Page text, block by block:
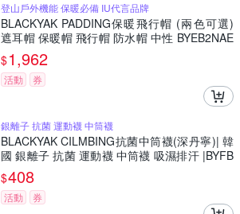
登山戶外機能 保暖必備 IU代言品牌
BLACKYAK PADDING保暖飛行帽 (兩色可選)
遮耳帽 保暖帽 飛行帽 防水帽 中性 BYEB2NAE
01
$1,962
活動 券
銀離子 抗菌 運動襪 中筒襪
BLACKYAK CILMBING抗菌中筒襪(深丹寧)| 韓
國 銀離子 抗菌 運動襪 中筒襪 吸濕排汗 |BYFB
1NAB01
$408
活動 券